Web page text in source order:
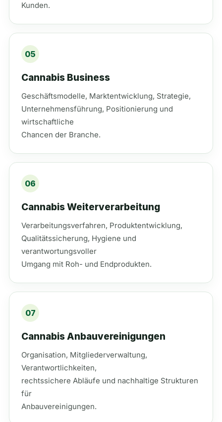
Kunden.
05
Cannabis Business
Geschäftsmodelle, Marktentwicklung, Strategie,
Unternehmensführung, Positionierung und
wirtschaftliche
Chancen der Branche.
06
Cannabis Weiterverarbeitung
Verarbeitungsverfahren, Produktentwicklung,
Qualitätssicherung, Hygiene und
verantwortungsvoller
Umgang mit Roh- und Endprodukten.
07
Cannabis Anbauvereinigungen
Organisation, Mitgliederverwaltung,
Verantwortlichkeiten,
rechtssichere Abläufe und nachhaltige Strukturen
für
Anbauvereinigungen.